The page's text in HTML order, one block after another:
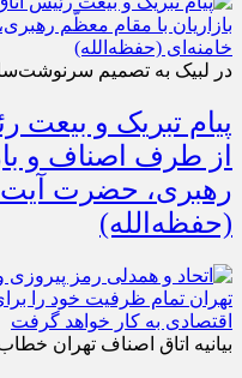
در لبیک به تصمیم
پیام تبریک و بیعت
از طرف اصناف و
رهبری، حضرت
(حفظه‌الله)
بیانیه اتاق اصناف تهران